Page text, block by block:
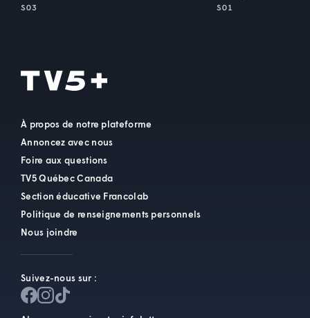
S03 S01
À propos de notre plateforme
Annoncez avec nous
Foire aux questions
TV5 Québec Canada
Section éducative Francolab
Politique de renseignements personnels
Nous joindre
Suivez-nous sur :